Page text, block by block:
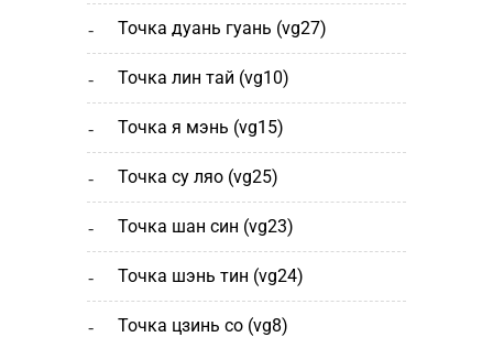
точка дуань гуань (vg27)
точка лин тай (vg10)
точка я мэнь (vg15)
точка су ляо (vg25)
точка шан cин (vg23)
точка шэнь тин (vg24)
точка цзинь со (vg8)